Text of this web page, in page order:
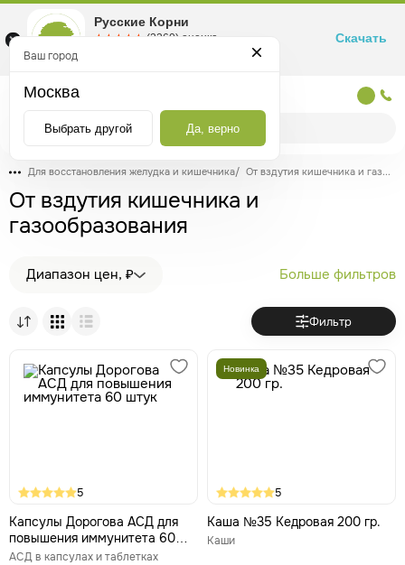
Для восстановления желудка и кишечника/ От вздутия кишечника и газообразования
От вздутия кишечника и
газообразования
Диапазон цен, ₽ Больше фильтров
Фильтр
5
Капсулы Дорогова АСД для
повышения иммунитета 60
штук
АСД в капсулах и таблетках
Новинка
5
Каша №35 Кедровая 200 гр.
Каши
Ваш город
Москва
Выбрать другой Да, верно
Русские Корни
☆☆☆☆☆
★★★★★ (2360) оценка
Маркетплейс товаров для здоровья
Скачать